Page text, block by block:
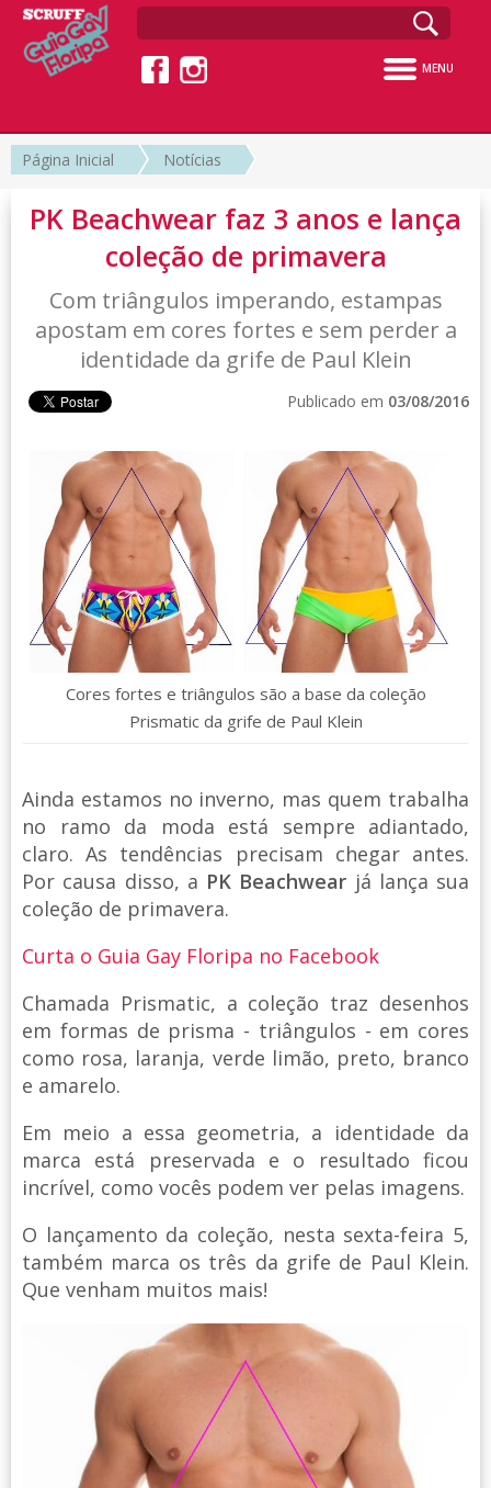
MENU
Página Inicial Notícias
PK Beachwear faz 3 anos e lança
coleção de primavera
Com triângulos imperando, estampas
apostam em cores fortes e sem perder a
identidade da grife de Paul Klein
Publicado em 03/08/2016
Cores fortes e triângulos são a base da coleção
Prismatic da grife de Paul Klein
Ainda estamos no inverno, mas quem trabalha
no ramo da moda está sempre adiantado,
claro. As tendências precisam chegar antes.
Por causa disso, a PK Beachwear já lança sua
coleção de primavera.
Curta o Guia Gay Floripa no Facebook
Chamada Prismatic, a coleção traz desenhos
em formas de prisma - triângulos - em cores
como rosa, laranja, verde limão, preto, branco
e amarelo.
Em meio a essa geometria, a identidade da
marca está preservada e o resultado ficou
incrível, como vocês podem ver pelas imagens.
O lançamento da coleção, nesta sexta-feira 5,
também marca os três da grife de Paul Klein.
Que venham muitos mais!